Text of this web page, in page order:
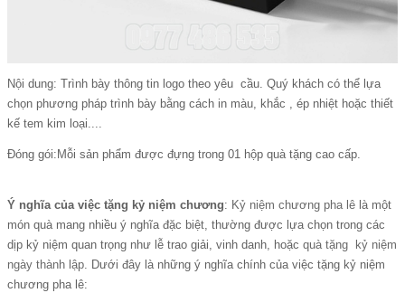
Nội dung: Trình bày thông tin logo theo yêu cầu. Quý khách có thể lựa
chọn phương pháp trình bày bằng cách in màu, khắc , ép nhiệt hoặc thiết
kế tem kim loại....
Đóng gói:Mỗi sản phẩm được đựng trong 01 hộp quà tặng cao cấp.
Ý nghĩa của việc tặng kỷ niệm chương: Kỷ niệm chương pha lê là một
món quà mang nhiều ý nghĩa đặc biệt, thường được lựa chọn trong các
dịp kỷ niệm quan trọng như lễ trao giải, vinh danh, hoặc quà tặng kỷ niệm
ngày thành lập. Dưới đây là những ý nghĩa chính của việc tặng kỷ niệm
chương pha lê: